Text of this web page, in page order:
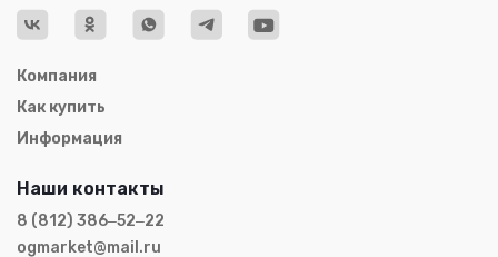
Компания
Как купить
Информация
Наши контакты
8 (812) 386‒52‒22
ogmarket@mail.ru